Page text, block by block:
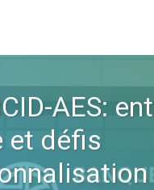
AES:
et défis